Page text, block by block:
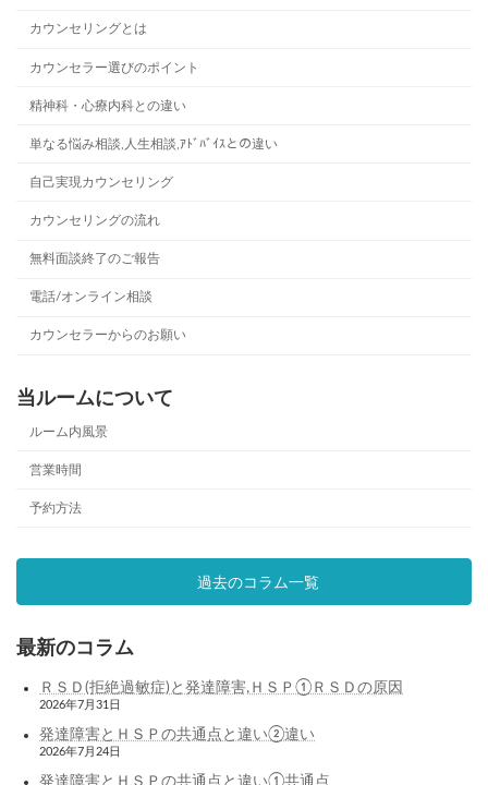
カウンセリングとは
カウンセラー選びのポイント
精神科・心療内科との違い
単なる悩み相談,人生相談,ｱﾄﾞﾊﾞｲｽとの違い
自己実現カウンセリング
カウンセリングの流れ
無料面談終了のご報告
電話/オンライン相談
カウンセラーからのお願い
当ルームについて
ルーム内風景
営業時間
予約方法
過去のコラム一覧
最新のコラム
ＲＳＤ(拒絶過敏症)と発達障害,ＨＳＰ①ＲＳＤの原因
2026年7月31日
発達障害とＨＳＰの共通点と違い②違い
2026年7月24日